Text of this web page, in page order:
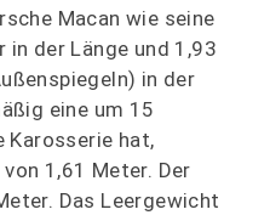
Macan wie seine
der Länge und 1,93
in der
eine um 15
hat,
1,61 Meter. Der
Das Leergewicht